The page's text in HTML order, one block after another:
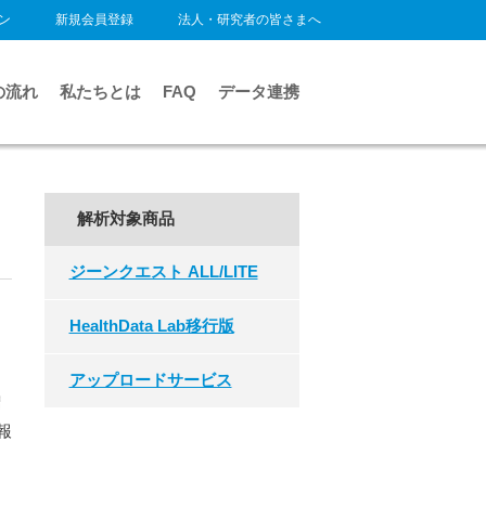
新規会員登録 法人・研究者の皆さまへ
流れ 私たちとは FAQ データ連携
解析対象商品
ジーンクエスト ALL/LITE
HealthData Lab移行版
アップロードサービス